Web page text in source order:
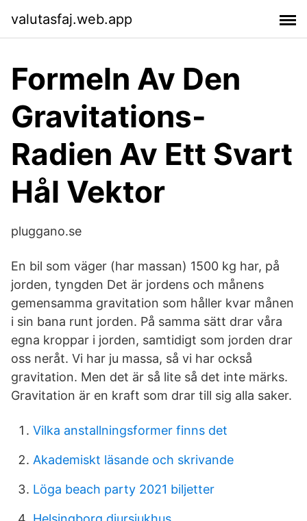
valutasfaj.web.app
Formeln Av Den
Gravitations-
Radien Av Ett Svart
Hål Vektor
pluggano.se
En bil som väger (har massan) 1500 kg har, på
jorden, tyngden Det är jordens och månens
gemensamma gravitation som håller kvar månen
i sin bana runt jorden. På samma sätt drar våra
egna kroppar i jorden, samtidigt som jorden drar
oss neråt. Vi har ju massa, så vi har också
gravitation. Men det är så lite så det inte märks.
Gravitation är en kraft som drar till sig alla saker.
Vilka anstallningsformer finns det
Akademiskt läsande och skrivande
Löga beach party 2021 biljetter